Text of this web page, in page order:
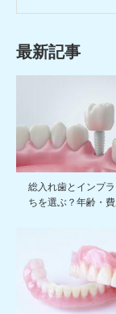
最新記事
総入れ歯とインプ
ちを選ぶ？年齢・